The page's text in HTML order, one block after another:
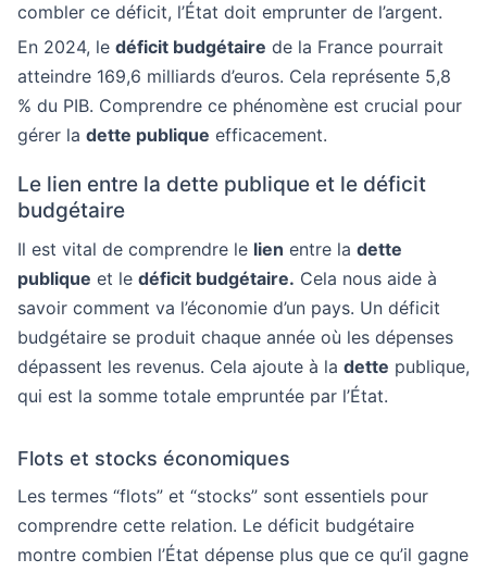
combler ce déficit, l’État doit emprunter de l’argent.
En 2024, le déficit budgétaire de la France pourrait
atteindre 169,6 milliards d’euros. Cela représente 5,8
% du PIB. Comprendre ce phénomène est crucial pour
gérer la dette publique efficacement.
Le lien entre la dette publique et le déficit
budgétaire
Il est vital de comprendre le lien entre la dette
publique et le déficit budgétaire. Cela nous aide à
savoir comment va l’économie d’un pays. Un déficit
budgétaire se produit chaque année où les dépenses
dépassent les revenus. Cela ajoute à la dette publique,
qui est la somme totale empruntée par l’État.
Flots et stocks économiques
Les termes “flots” et “stocks” sont essentiels pour
comprendre cette relation. Le déficit budgétaire
montre combien l’État dépense plus que ce qu’il gagne